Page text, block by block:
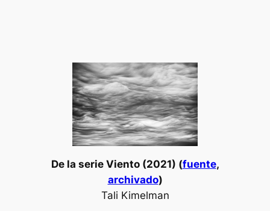
De la serie Viento(2021) (fuente,
archivado)
Tali Kimelman